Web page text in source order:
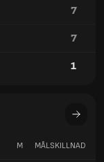
7
7
1
M MÅLSKILLNAD